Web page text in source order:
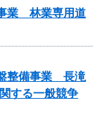
業 林業専用道
整備事業 長滝
する一般競争